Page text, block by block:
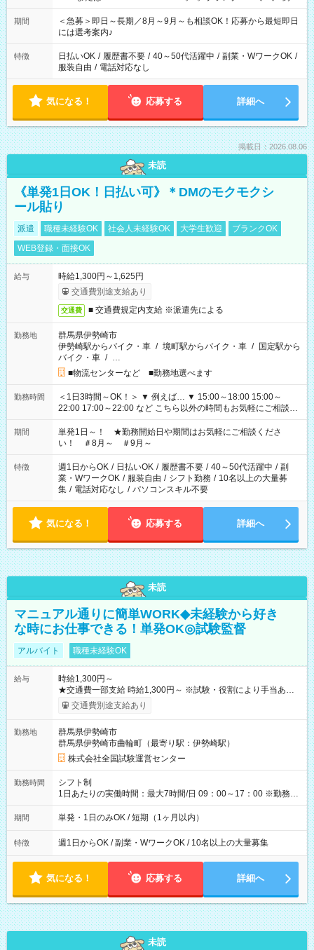
ば前職が、 在宅/財団法人/事務/コールセンター/受付/販売/カフェ
スタッフ スイーツ販売/ホテルフロント/化粧品販売/など 様々な
業界から入社して活躍されています♪
期間
＜急募＞即日～長期／8月～9月～も相談OK！応募から最短即日
には選考案内♪
特徴 日払いOK / 履歴書不要 / 40～50代活躍中 / 副業・WワークOK /
服装自由 / 電話対応なし
気になる！ 応募する 詳細へ
掲載日：2026.08.06
未読
《単発1日OK！日払い可》＊DMのモクモクシ
ール貼り
派遣 職種未経験OK 社会人未経験OK 大学生歓迎
ブランクOK
WEB登録・面接OK
給与
時給1,300円～1,625円
交通費別途支給あり
交通費 ■ 交通費規定内支給 ※派遣先による
勤務地
群馬県伊勢崎市
伊勢崎駅からバイク・車 / 境町駅からバイク・車 / 国定駅から
バイク・車 / …
■物流センターなど ■勤務地選べます
勤務時間
＜1日3時間～OK！＞ ▼ 例えば… ▼ 15:00～18:00 15:00～
22:00 17:00～22:00 など こちら以外の時間もお気軽にご相談く
ださい！
期間
単発1日～！ ★勤務開始日や期間はお気軽にご相談くださ
い！ ＃8月～ ＃9月～
特徴 週1日からOK / 日払いOK / 履歴書不要 / 40～50代活躍中 / 副
業・WワークOK / 服装自由 / シフト勤務 / 10名以上の大量募
集 / 電話対応なし / パソコンスキル不要
気になる！ 応募する 詳細へ
未読
マニュアル通りに簡単WORK◆未経験から好き
な時にお仕事できる！単発OK◎試験監督
アルバイト 職種未経験OK
給与
時給1,300円～
★交通費一部支給 時給1,300円～ ※試験・役割により手当あり
※勤務回数により昇給あり 【即給（前払い）オプションあ
り！】 希望される場合、勤務から1週間ほどで給与の一部を受け
例】 ・河合塾模擬試験 8:30～17:30（休憩1時間） 時給1,300円
×8時間＝日収10,400円＋交通費 ※当日の役割により時給＋100
円の場合あり ・国家試験 7:00～13:30（休憩なし） 時給1,300
円（役割手当＋100円）×6時間＝日収8,400円＋交通費 【試用期
間】試用期間なし
交通費別途支給あり
勤務地
群馬県伊勢崎市
群馬県伊勢崎市曲輪町（最寄り駅：伊勢崎駅）
株式会社全国試験運営センター
勤務時間
シフト制
1日あたりの実働時間：最大7時間/日 09：00～17：00 ※勤務時
間は 試験により異なります。
期間 単発・1日のみOK / 短期（1ヶ月以内）
特徴 週1日からOK / 副業・WワークOK / 10名以上の大量募集
気になる！ 応募する 詳細へ
未読